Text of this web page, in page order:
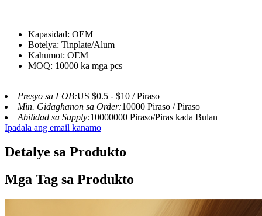
Kapasidad: OEM
Botelya: Tinplate/Alum
Kahumot: OEM
MOQ: 10000 ka mga pcs
Presyo sa FOB:US $0.5 - $10 / Piraso
Min. Gidaghanon sa Order:10000 Piraso / Piraso
Abilidad sa Supply:10000000 Piraso/Piras kada Bulan
Ipadala ang email kanamo
Detalye sa Produkto
Mga Tag sa Produkto